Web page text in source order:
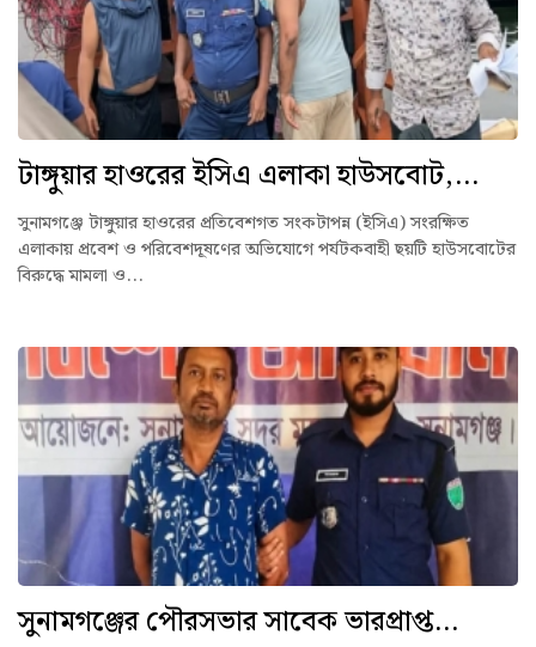
টাঙ্গুয়ার হাওরের ইসিএ এলাকা হাউসবোট,...
সুনামগঞ্জে টাঙ্গুয়ার হাওরের প্রতিবেশগত সংকটাপন্ন (ইসিএ) সংরক্ষিত
এলাকায় প্রবেশ ও পরিবেশদূষণের অভিযোগে পর্যটকবাহী ছয়টি হাউসবোটের
বিরুদ্ধে মামলা ও...
সুনামগঞ্জের পৌরসভার সাবেক ভারপ্রাপ্ত...